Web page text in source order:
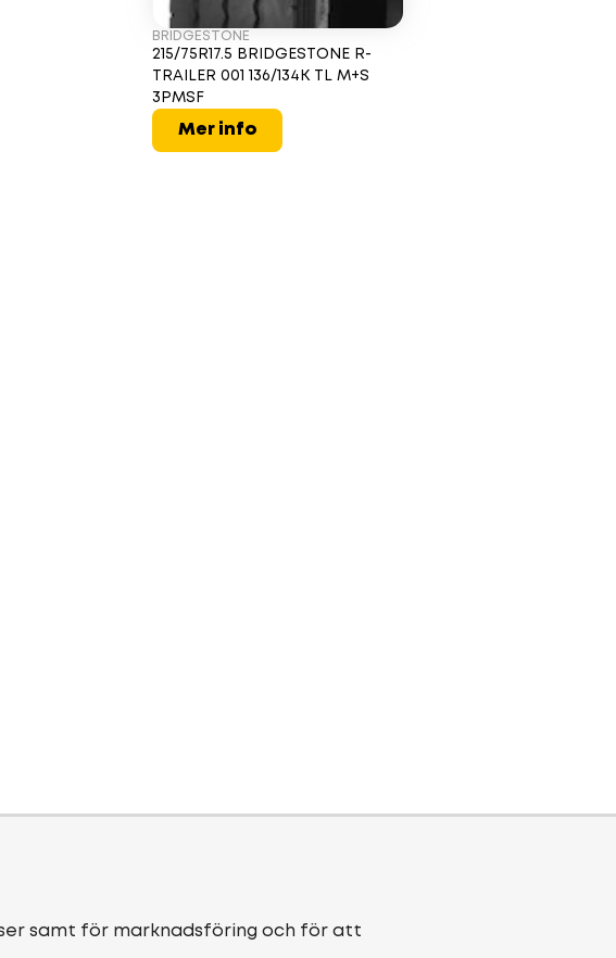
BRIDGESTONE
215/75R17.5 BRIDGESTONE R-
TRAILER 001 136/134K TL M+S
3PMSF
Mer info
samt för marknadsföring och för att